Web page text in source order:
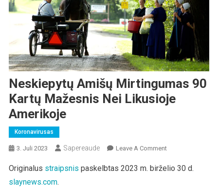
Neskiepytų Amišų Mirtingumas 90
Kartų Mažesnis Nei Likusioje
Amerikoje
Koronavirusas
3. Juli 2023 Sapereaude Leave A CommentOn
Amišų
Originalus straipsnis paskelbtas 2023 m. birželio 30 d.
slaynews.com.